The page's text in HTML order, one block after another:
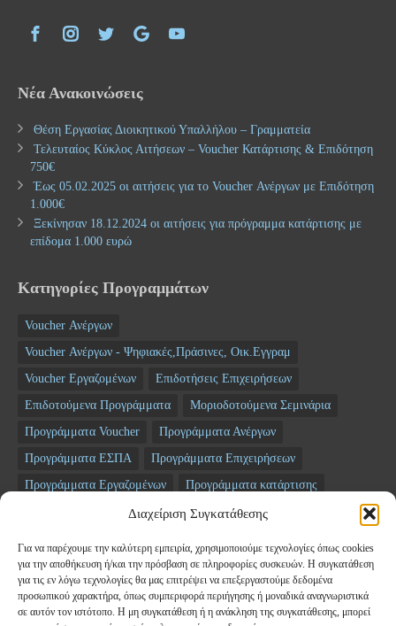
Διαχείριση Συγκατάθεσης
Για να παρέχουμε την καλύτερη εμπειρία, χρησιμοποιούμε τεχνολογίες όπως cookies
για την αποθήκευση ή/και την πρόσβαση σε πληροφορίες συσκευών. Η συγκατάθεση
για τις εν λόγω τεχνολογίες θα μας επιτρέψει να επεξεργαστούμε δεδομένα
προσωπικού χαρακτήρα, όπως συμπεριφορά περιήγησης ή μοναδικά αναγνωριστικά
σε αυτόν τον ιστότοπο. Η μη συγκατάθεση ή η ανάκληση της συγκατάθεσης, μπορεί
Νέα Ανακοινώσεις
Θέση Εργασίας Διοικητικού Υπαλλήλου – Γραμματεία
Τελευταίος Κύκλος Αιτήσεων – Voucher Κατάρτισης & Επιδότηση
750€
Έως 05.02.2025 οι αιτήσεις για το Voucher Ανέργων με Επιδότηση
1.000€
Ξεκίνησαν 18.12.2024 οι αιτήσεις για πρόγραμμα κατάρτισης με
επίδομα 1.000 ευρώ
Κατηγορίες Προγραμμάτων
Voucher Ανέργων
Voucher Ανέργων - Ψηφιακές,Πράσινες, Οικ.Εγγραμ
Voucher Εργαζομένων
Επιδοτήσεις Επιχειρήσεων
Επιδοτούμενα Προγράμματα
Μοριοδοτούμενα Σεμινάρια
Προγράμματα Voucher
Προγράμματα Ανέργων
Προγράμματα ΕΣΠΑ
Προγράμματα Επιχειρήσεων
Προγράμματα Εργαζομένων
Προγράμματα κατάρτισης
ΤΑΜΕΙΟ ΑΝΑΚΑΜΨΗΣ
Newsletter
Email*